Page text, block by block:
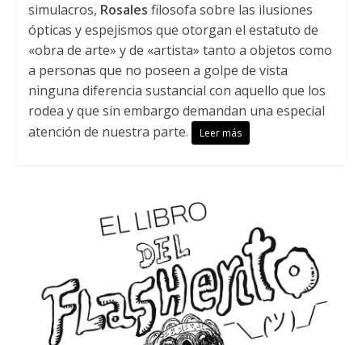
simulacros, Rosales filosofa sobre las ilusiones
ópticas y espejismos que otorgan el estatuto de
«obra de arte» y de «artista» tanto a objetos como
a personas que no poseen a golpe de vista
ninguna diferencia sustancial con aquello que los
rodea y que sin embargo demandan una especial
atención de nuestra parte.
Leer más